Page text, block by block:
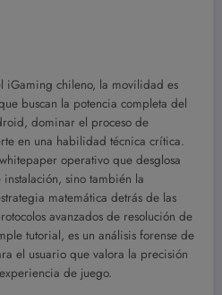
iGaming chileno, la movilidad es
buscan la potencia completa del
dominar el proceso de
en una habilidad técnica crítica.
operativo que desglosa
sino también la
matemática detrás de las
avanzados de resolución de
tutorial, es un análisis forense de
el usuario que valora la precisión
de juego.